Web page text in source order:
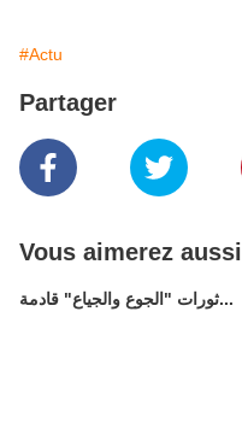
#Actu
Partager
Vous aimerez aussi
ثورات "الجوع والجياع" قادمة...